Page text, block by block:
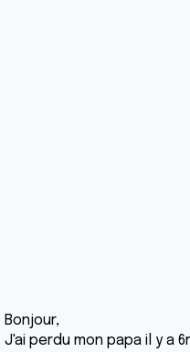
Bonjour,
J'ai perdu mon papa il y a